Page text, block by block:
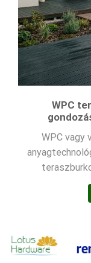
WPC
WPC vagy